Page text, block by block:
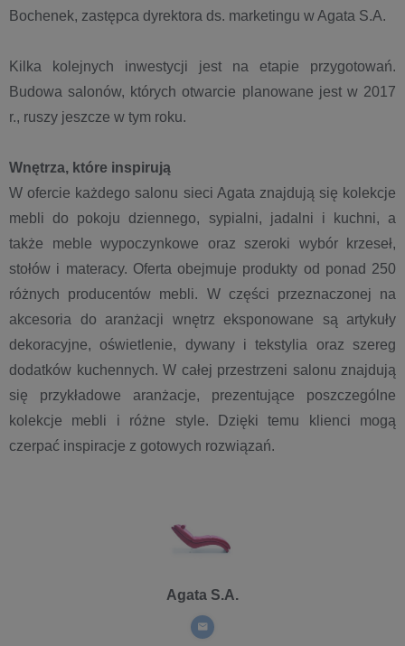
Bochenek, zastępca dyrektora ds. marketingu w Agata S.A.
Kilka kolejnych inwestycji jest na etapie przygotowań.
Budowa salonów, których otwarcie planowane jest w 2017
r., ruszy jeszcze w tym roku.
Wnętrza, które inspirują
W ofercie każdego salonu sieci Agata znajdują się kolekcje
mebli do pokoju dziennego, sypialni, jadalni i kuchni, a
także meble wypoczynkowe oraz szeroki wybór krzeseł,
stołów i materacy. Oferta obejmuje produkty od ponad 250
różnych producentów mebli. W części przeznaczonej na
akcesoria do aranżacji wnętrz eksponowane są artykuły
dekoracyjne, oświetlenie, dywany i tekstylia oraz szereg
dodatków kuchennych. W całej przestrzeni salonu znajdują
się przykładowe aranżacje, prezentujące poszczególne
kolekcje mebli i różne style. Dzięki temu klienci mogą
czerpać inspiracje z gotowych rozwiązań.
Agata S.A.